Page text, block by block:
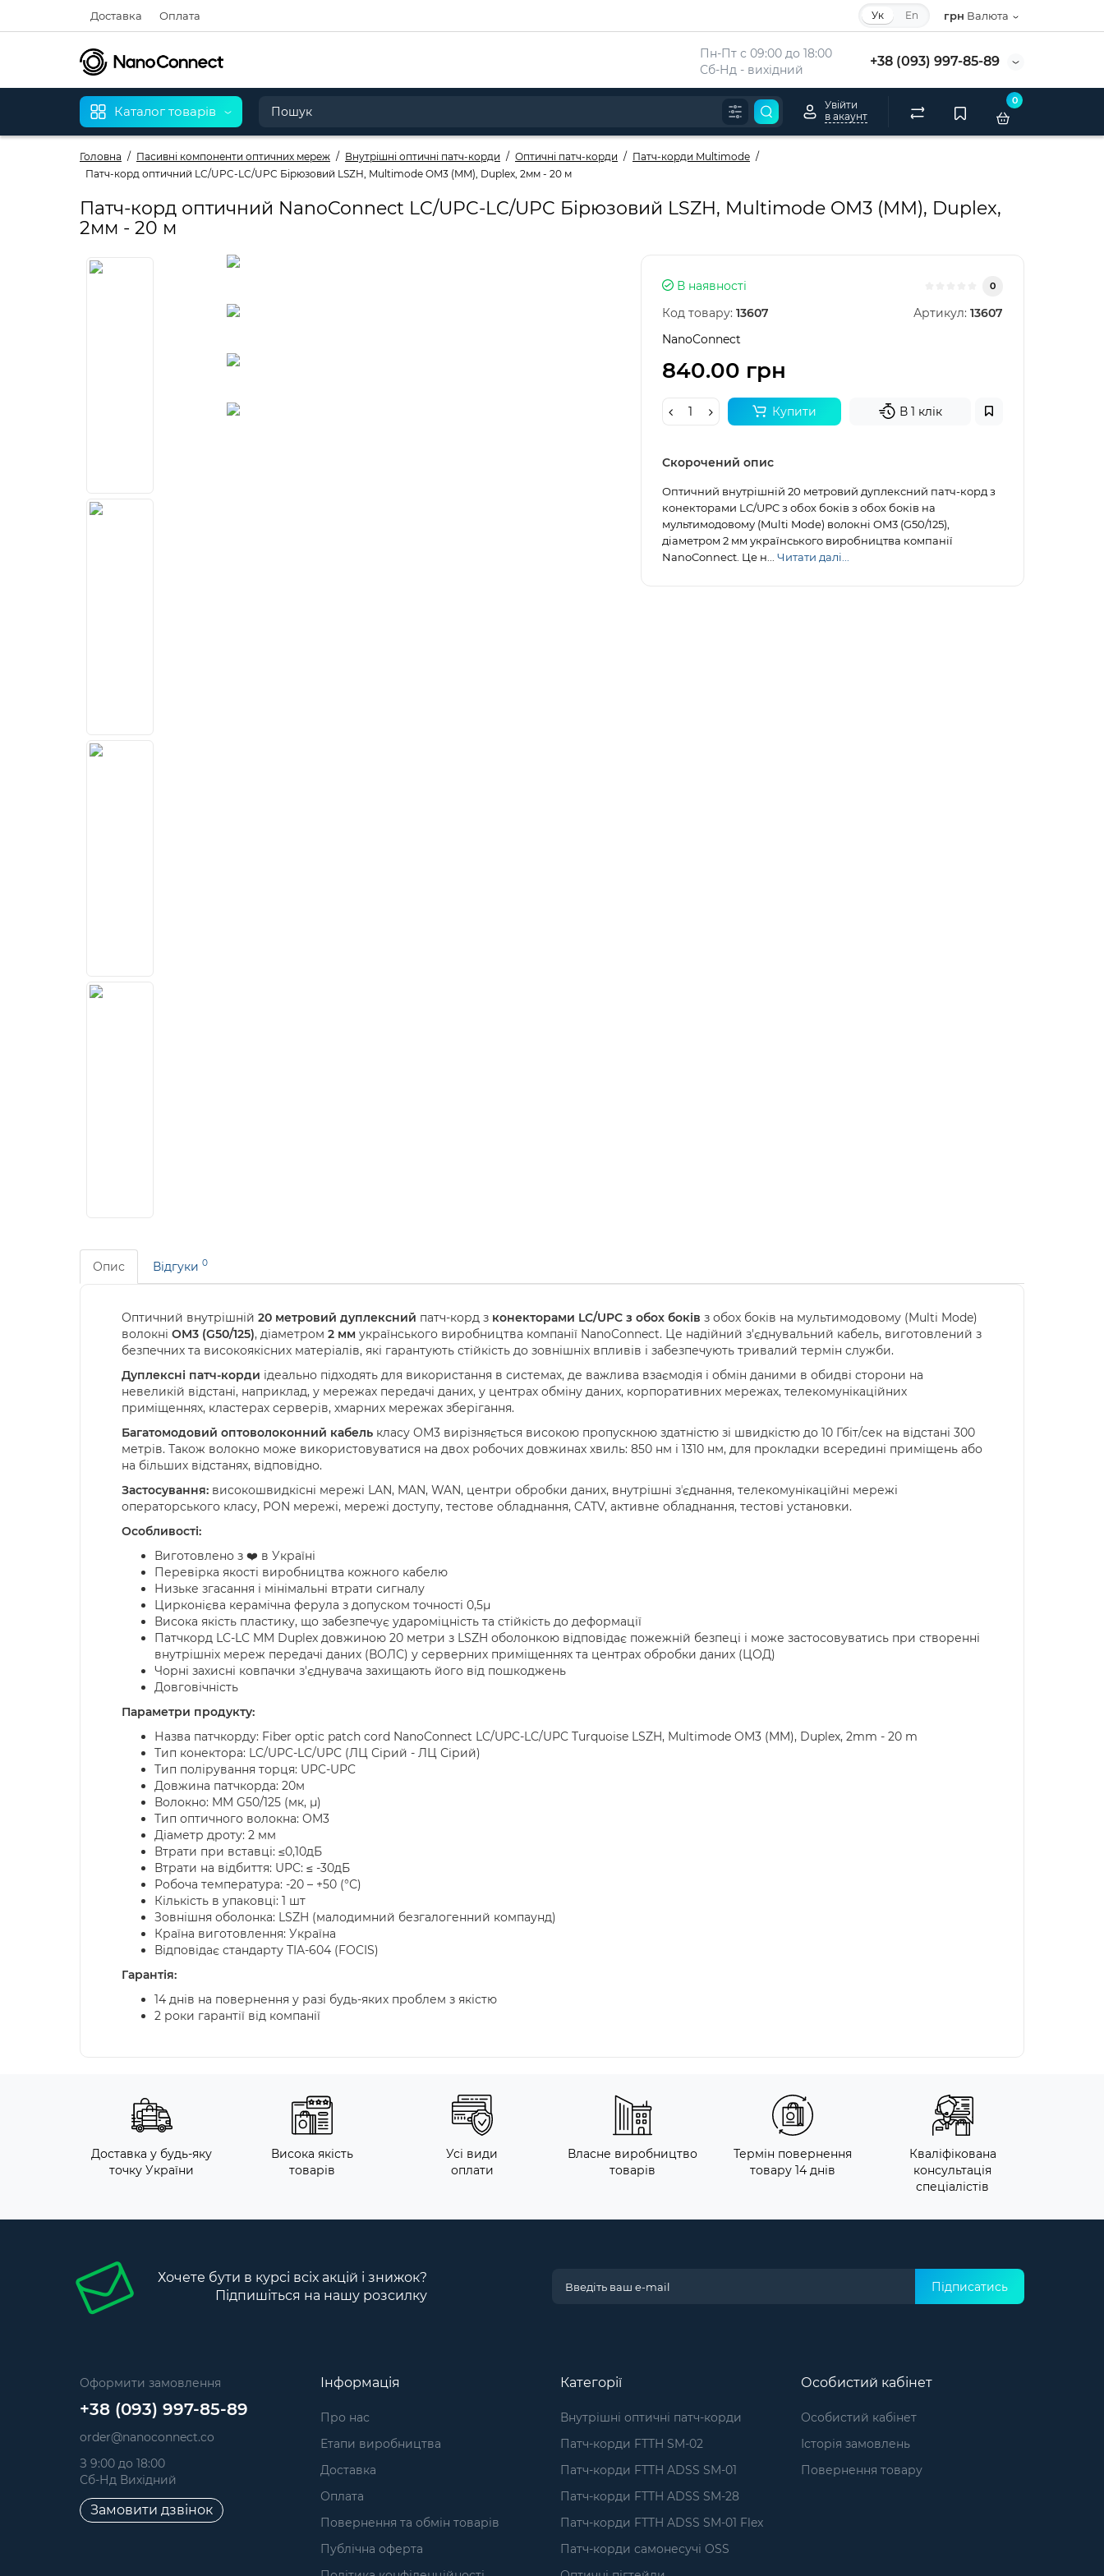
Доставка Оплата грн Валюта
Ук En
Пн-Пт с 09:00 до 18:00
Сб-Нд - вихідний
+38 (093) 997-85-89
Каталог товарів
Увійти
в акаунт
0
Головна Пасивні компоненти оптичних мереж Внутрішні оптичні патч-корди Оптичні патч-корди
Патч-корди Multimode
Патч-корд оптичний LC/UPC-LC/UPC Бірюзовий LSZH, Multimode OM3 (MM), Duplex, 2мм - 20 м
Патч-корд оптичний NanoConnect LC/UPC-LC/UPC Бірюзовий LSZH, Multimode OM3 (MM), Duplex,
2мм - 20 м
В наявності 0
Код товару: 13607 Артикул: 13607
NanoConnect
840.00 грн
Купити В 1 клік
Скорочений опис
Оптичний внутрішній 20 метровий дуплексний патч-корд з
конекторами LC/UPC з обох боків з обох боків на
мультимодовому (Multi Mode) волокні OM3 (G50/125),
діаметром 2 мм українського виробництва компанії
NanoConnect. Це н... Читати далі...
Опис Відгуки 0
Оптичний внутрішній 20 метровий дуплексний патч-корд з конекторами LC/UPC з обох боків з обох боків на мультимодовому (Multi Mode)
волокні OM3 (G50/125), діаметром 2 мм українського виробництва компанії NanoConnect. Це надійний з'єднувальний кабель, виготовлений з
безпечних та високоякісних матеріалів, які гарантують стійкість до зовнішніх впливів і забезпечують тривалий термін служби.
Дуплексні патч-корди ідеально підходять для використання в системах, де важлива взаємодія і обмін даними в обидві сторони на
невеликій відстані, наприклад, у мережах передачі даних, у центрах обміну даних, корпоративних мережах, телекомунікаційних
приміщеннях, кластерах серверів, хмарних мережах зберігання.
Багатомодовий оптоволоконний кабель класу OM3 вирізняється високою пропускною здатністю зі швидкістю до 10 Гбіт/сек на відстані 300
метрів. Також волокно може використовуватися на двох робочих довжинах хвиль: 850 нм і 1310 нм, для прокладки всередині приміщень або
на більших відстанях, відповідно.
Застосування: високошвидкісні мережі LAN, MAN, WAN, центри обробки даних, внутрішні зʼєднання, телекомунікаційні мережі
операторського класу, PON мережі, мережі доступу, тестове обладнання, CATV, активне обладнання, тестові установки.
Особливості:
Виготовлено з ❤️ в Україні
Перевірка якості виробництва кожного кабелю
Низьке згасання і мінімальні втрати сигналу
Цирконієва керамічна ферула з допуском точності 0,5µ
Висока якість пластику, що забезпечує удароміцність та стійкість до деформації
Патчкорд LC-LC MM Duplex довжиною 20 метри з LSZH оболонкою відповідає пожежній безпеці і може застосовуватись при створенні
внутрішніх мереж передачі даних (ВОЛС) у серверних приміщеннях та центрах обробки даних (ЦОД)
Чорні захисні ковпачки з'єднувача захищають його від пошкоджень
Довговічність
Параметри продукту:
Назва патчкорду: Fiber optic patch cord NanoConnect LC/UPC-LC/UPC Turquoise LSZH, Multimode OM3 (MM), Duplex, 2mm - 20 m
Тип конектора: LC/UPC-LC/UPC (ЛЦ Сірий - ЛЦ Сірий)
Тип полірування торця: UPC-UPC
Довжина патчкорда: 20м
Волокно: MM G50/125 (мк, µ)
Тип оптичного волокна: OM3
Діаметр дроту: 2 мм
Втрати при вставці: ≤0,10дБ
Втрати на відбиття: UPC: ≤ -30дБ
Робоча температура: -20 – +50 (°С)
Кількість в упаковці: 1 шт
Зовнішня оболонка: LSZH (малодимний безгалогенний компаунд)
Країна виготовлення: Україна
Відповідає стандарту TIA-604 (FOCIS)
Гарантія:
14 днів на повернення у разі будь-яких проблем з якістю
2 роки гарантії від компанії
Доставка у будь-яку
точку України
Висока якість
товарів
Усі види
оплати
Власне виробництво
товарів
Термін повернення
товару 14 днів
Кваліфікована
консультація
спеціалістів
Хочете бути в курсі всіх акцій і знижок?
Підпишіться на нашу розсилку
Підписатись
Оформити замовлення
+38 (093) 997-85-89
order@nanoconnect.co
З 9:00 до 18:00
Сб-Нд Вихідний
Замовити дзвінок
Інформація
Про нас
Етапи виробництва
Доставка
Оплата
Повернення та обмін товарів
Публічна оферта
Категорії
Внутрішні оптичні патч-корди
Патч-корди FTTH SM-02
Патч-корди FTTH ADSS SM-01
Патч-корди FTTH ADSS SM-28
Патч-корди FTTH ADSS SM-01 Flex
Патч-корди самонесучі OSS
Особистий кабінет
Особистий кабінет
Історія замовлень
Повернення товару